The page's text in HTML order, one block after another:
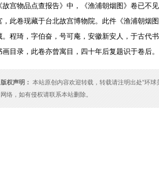
《故宫物品点查报告》中，《渔浦朝烟图》卷已不
，此卷现藏于台北故宫博物院。此件《渔浦朝烟
。程琦，字伯奋，号可庵，安徽新安人，于古代
画目录，此卷亦曾寓目，四十年后复题识于卷后。
版权声明：本站原创内容欢迎转载，转载请注明出处“环
网络，如有侵权请联系本站删除。